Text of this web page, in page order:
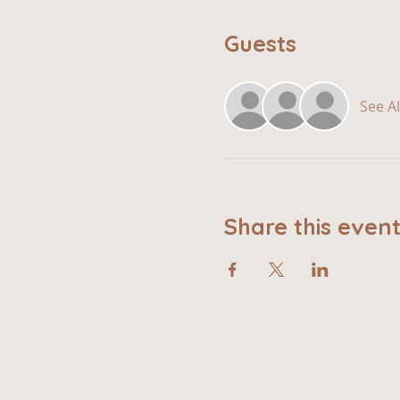
Guests
See
Share this event